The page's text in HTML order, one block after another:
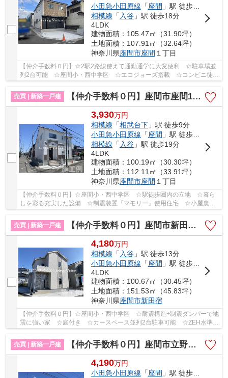
小田急小田原線 「座間 」駅 徒歩23分
相模線 「 入谷」駅 徒歩18分
4LDK
建物面積：105.47㎡（31.90坪）
土地面積：107.91㎡（32.64坪）
神奈川県座間市座間 １丁目
【仲介手数料０円】☆2駅2路線使えて通勤通学に大変便利 ☆駐車場並
列2台可能 ☆座間小・西中学区 ☆エコジョーズ搭載 ☆コンビニ徒歩
圏内 ☆閑静な住宅街 ☆リビングは20帖以上♪ 【座...
売買 | 新築一戸建
【仲介手数料０円】座間市座間1丁目2期 新築一戸建て 8号棟 全8区画
3,930万円
相模線 「相武台下」駅 徒歩9分
小田急小田原線 「座間 」駅 徒歩22分
相模線 「 入谷」駅 徒歩19分
4LDK
建物面積：100.19㎡（30.30坪）
土地面積：112.11㎡（33.91坪）
神奈川県座間市座間 １丁目
【仲介手数料０円】☆座間小・西中学区 ☆駅徒歩圏内の立地 ☆暮ら
しを彩る充実した設備 ☆制震装置『マモリー』使用住宅 ☆小屋裏収
売買 | 新築一戸建
【仲介手数料０円】座間市新田宿 新築一戸建て 全2棟
4,180万円
相模線 「 入谷」駅 徒歩13分
小田急小田原線 「座間 」駅 徒歩23分
4LDK
建物面積：100.67㎡（30.45坪）
土地面積：151.53㎡（45.83坪）
神奈川県座間市新田宿
【仲介手数料０円】☆座間小・西中学区 ☆耐震構造+制震ダンパーで地
震に強い家 ☆庭付き ☆カースペース並列2台駐車可能 ☆ZEH水準省
売買 | 新築一戸建
【仲介手数料０円】座間市立野台2丁目 新築一戸建て 全3棟
4,190万円
小田急小田原線 「座間 」駅 徒歩13分